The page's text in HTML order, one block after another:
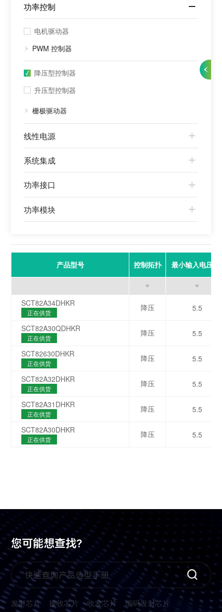
功率控制
电机驱动器
PWM 控制器
降压型控制器
升压型控制器
栅极驱动器
线性电源
系统集成
功率接口
功率模块
产品型号 控制拓扑 最小输入电压
SCT82A34DHKR
正在供货
降压 5.5
SCT82A30QDHKR
正在供货
降压 5.5
SCT82630DHKR
正在供货
降压 5.5
SCT82A32DHKR
正在供货
降压 5.5
SCT82A31DHKR
正在供货
降压 5.5
SCT82A30DHKR
正在供货
降压 5.5
您可能想查找?
发射芯片 接收芯片 收发芯片 编码发射芯片